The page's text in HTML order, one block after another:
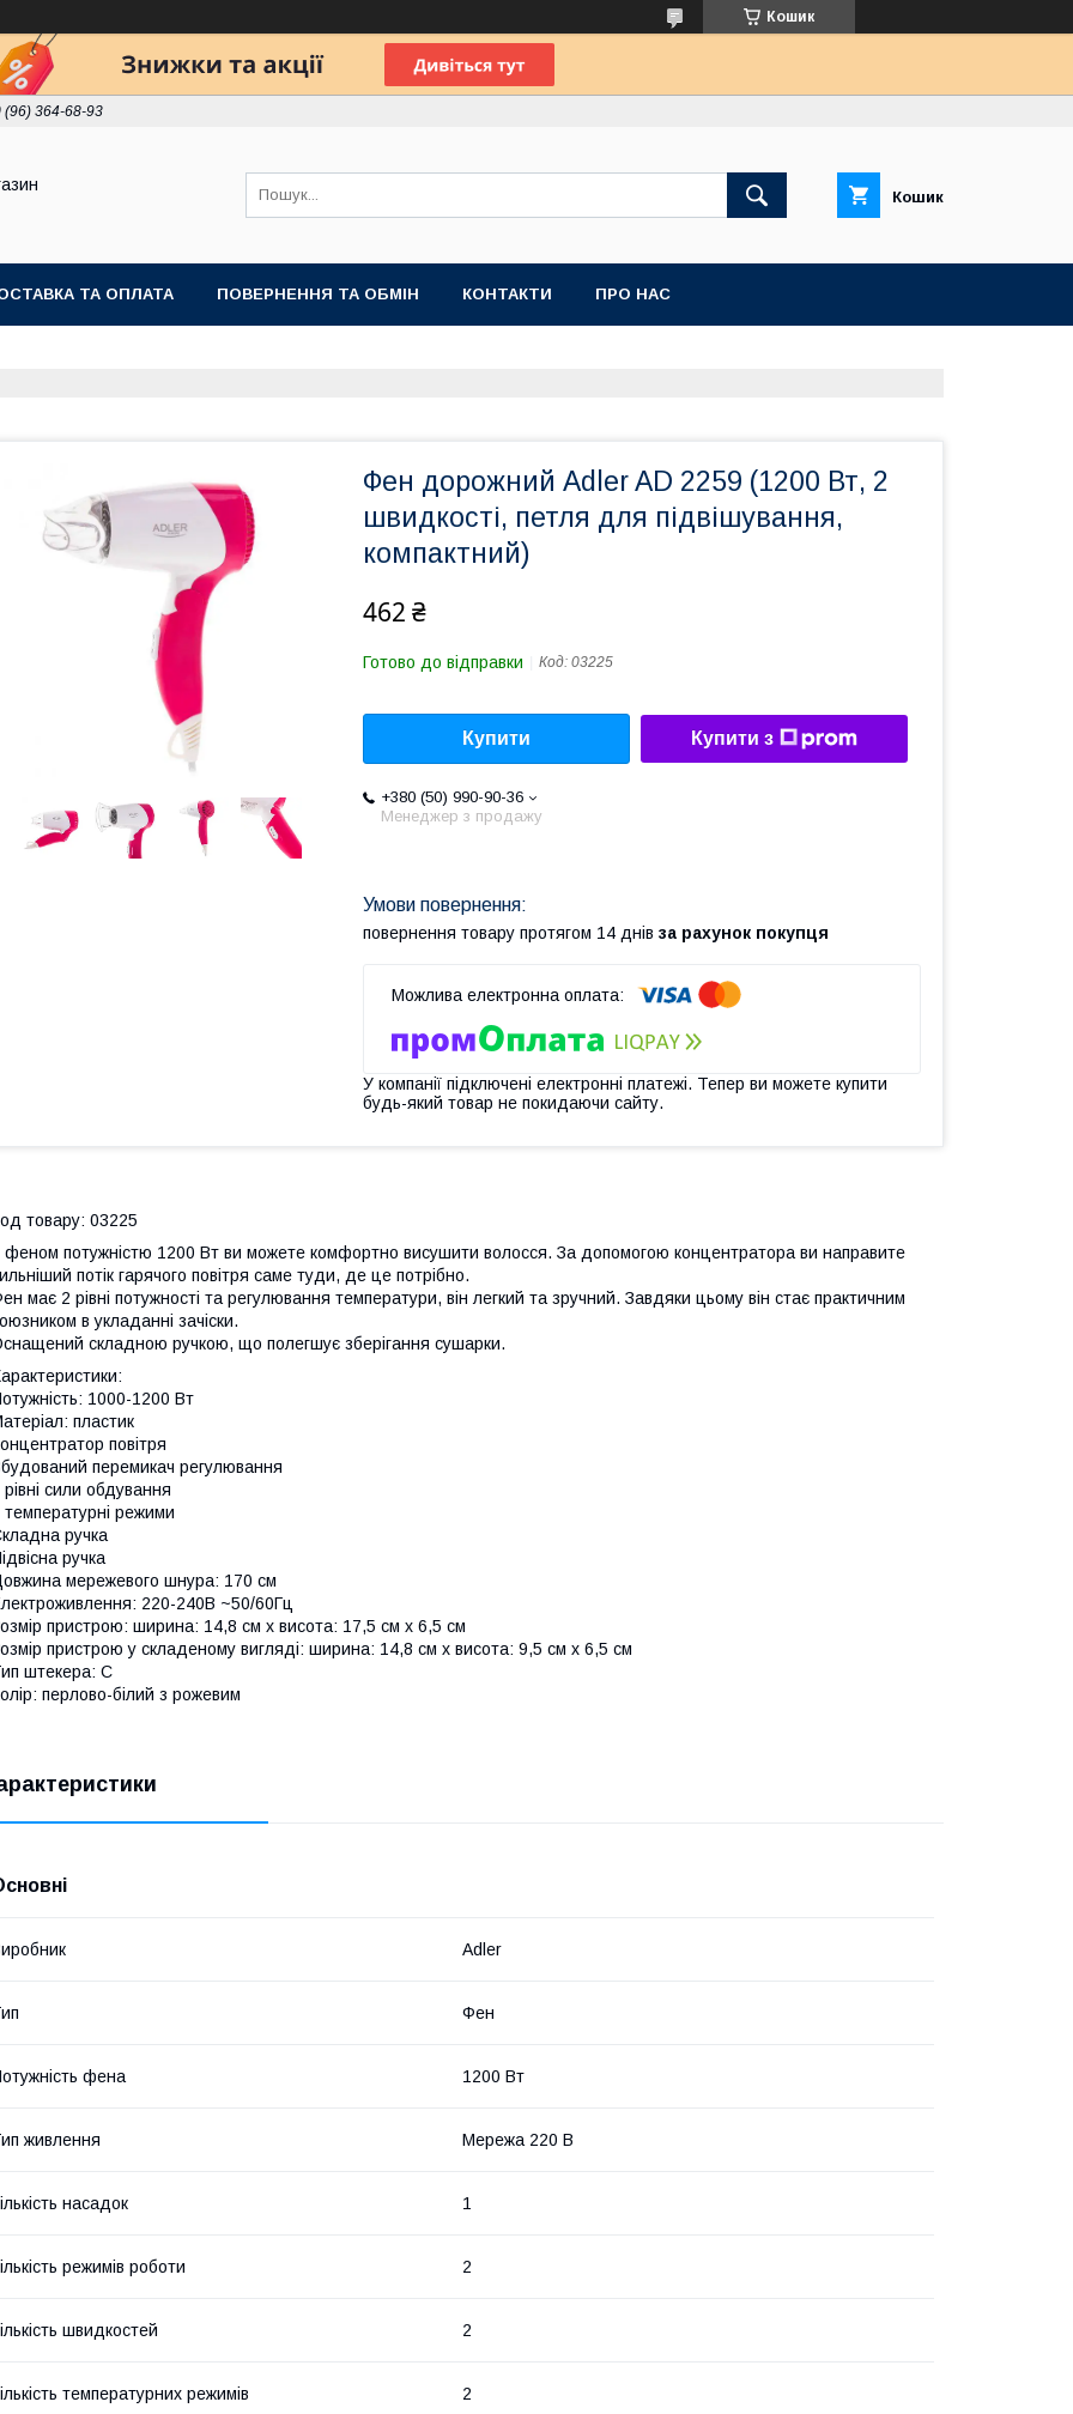
Кошик
(96) 364-68-93
Кошик
ТА ОПЛАТА ПОВЕРНЕННЯ ТА ОБМІН КОНТАКТИ ПРО НАС
Фен дорожний Adler AD 2259 (1200 Вт, 2
швидкості, петля для підвішування,
компактний)
462 ₴
Готово до відправки Код: 03225
Купити Купити з
+380 (50) 990-90-36
Менеджер з продажу
повернення товару протягом 14 днів за рахунок покупця
У компанії підключені електронні платежі. Тепер ви можете купити
будь-який товар не покидаючи сайту.
товару: 03225
феном потужністю 1200 Вт ви можете комфортно висушити волосся. За допомогою концентратора ви направите
потік гарячого повітря саме туди, де це потрібно.
має 2 рівні потужності та регулювання температури, він легкий та зручний. Завдяки цьому він стає практичним
в укладанні зачіски.
складною ручкою, що полегшує зберігання сушарки.
1000-1200 Вт
пластик
повітря
перемикач регулювання
рівні сили обдування
температурні режими
ручка
ручка
мережевого шнура: 170 см
220-240В ~50/60Гц
пристрою: ширина: 14,8 см х висота: 17,5 см х 6,5 см
пристрою у складеному вигляді: ширина: 14,8 см x висота: 9,5 см x 6,5 см
штекера: С
перлово-білий з рожевим
Adler
Фен
фена 1200 Вт
живлення Мережа 220 В
насадок 1
режимів роботи 2
швидкостей 2
температурних режимів 2